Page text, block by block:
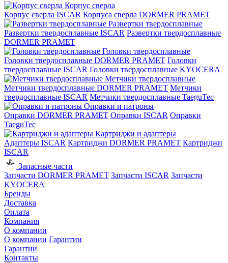
Корпус сверла
Корпус сверла ISCAR Корпуса сверла DORMER PRAMET
Развертки твердосплавные
Развертки твердосплавные ISCAR Развертки твердосплавные
DORMER PRAMET
Головки твердосплавные
Головки твердосплавные DORMER PRAMET Головки
твердосплавные ISCAR Головки твердосплавные KYOCERA
Метчики твердосплавные
Метчики твердосплавные DORMER PRAMET Метчики
твердосплавные ISCAR Метчики твердосплавные TaeguTec
Оправки и патроны
Оправки DORMER PRAMET Оправки ISCAR Оправки
TaeguTec
Картриджи и адаптеры
Адаптеры ISCAR Картриджи DORMER PRAMET Картриджи
ISCAR
Запасные части
Запчасти DORMER PRAMET Запчасти ISCAR Запчасти
KYOCERA
Бренды
Доставка
Оплата
Компания
О компании
О компании Гарантии
Гарантии
Контакты